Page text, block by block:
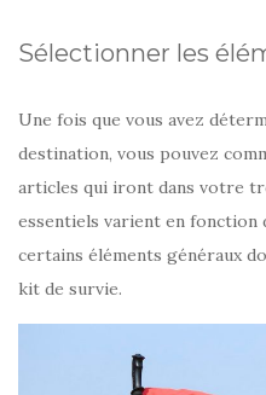
Sélectionner les
Une fois que vous avez
destination, vous pouvez
articles qui iront dans votre
essentiels varient en fonction
certains éléments généraux
kit de survie.